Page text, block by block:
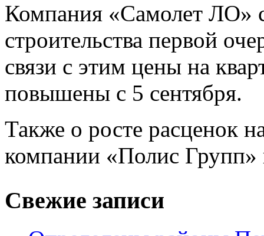
Компания «Самолет ЛО»
строительства первой
связи с этим цены на
повышены с 5 сентября.
Также о росте расценок
компании «Полис Групп»
Свежие записи